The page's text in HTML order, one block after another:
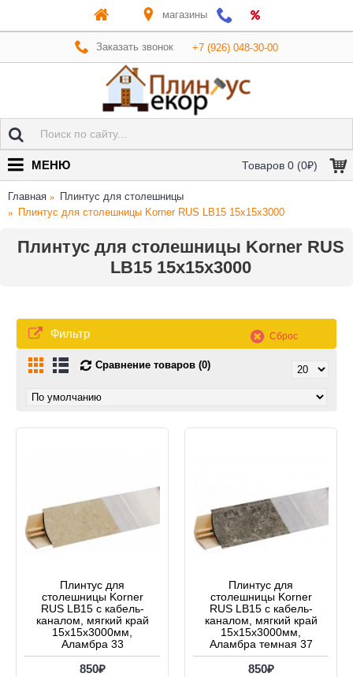
магазины
Заказать звонок +7 (926) 048-30-00
Товаров 0 (0₽)
МЕНЮ
Главная
Плинтус для столешницы
Плинтус для столешницы Korner RUS LB15 15x15x3000
Плинтус для столешницы Korner RUS
LB15 15x15x3000
Фильтр Сброс
Сравнение товаров (0)
Плинтус для
столешницы Korner
RUS LB15 с кабель-
каналом, мягкий край
15х15x3000мм,
Аламбра 33
850₽
Плинтус для
столешницы Korner
RUS LB15 с кабель-
каналом, мягкий край
15х15x3000мм,
Аламбра темная 37
850₽